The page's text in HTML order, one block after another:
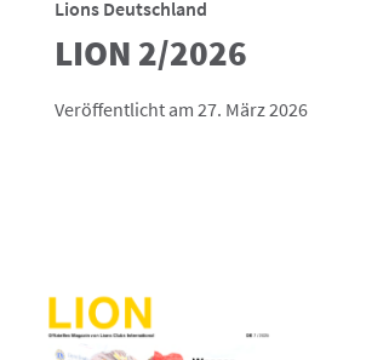
Lions Deutschland
LION 2/2026
Veröffentlicht am 27. März 2026